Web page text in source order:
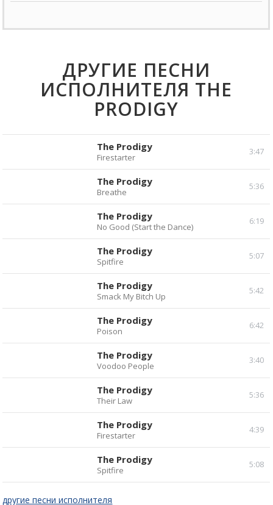
ДРУГИЕ ПЕСНИ
ИСПОЛНИТЕЛЯ THE
PRODIGY
Прослушать
Скачать
3:47
The Prodigy
Firestarter
Прослушать
Скачать
5:36
The Prodigy
Breathe
Прослушать
Скачать
6:19
The Prodigy
No Good (Start the Dance)
Прослушать
Скачать
5:07
The Prodigy
Spitfire
Прослушать
Скачать
5:42
The Prodigy
Smack My Bitch Up
Прослушать
Скачать
6:42
The Prodigy
Poison
Прослушать
Скачать
3:40
The Prodigy
Voodoo People
Прослушать
Скачать
5:36
The Prodigy
Their Law
Прослушать
Скачать
4:39
The Prodigy
Firestarter
Прослушать
Скачать
5:08
The Prodigy
Spitfire
другие песни исполнителя